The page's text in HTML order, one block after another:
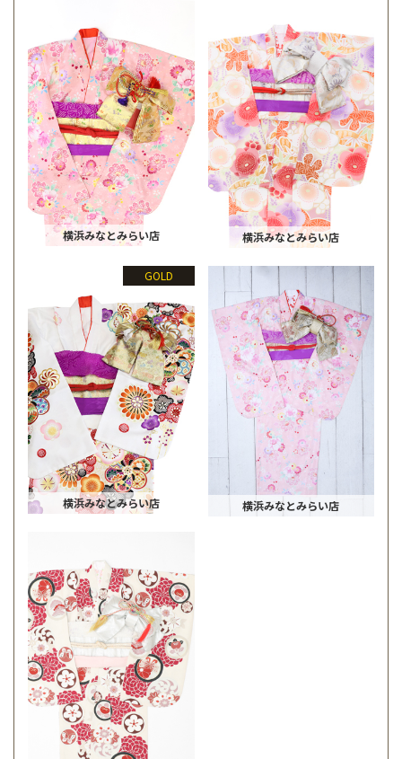
横浜みなとみらい店 横浜みなとみらい店
GOLD
横浜みなとみらい店 横浜みなとみらい店